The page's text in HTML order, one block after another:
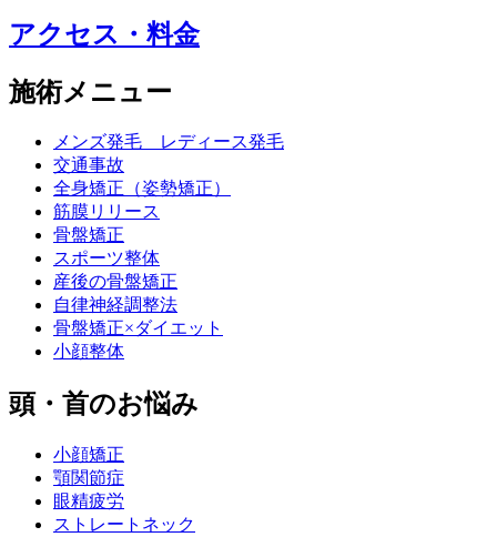
アクセス・料金
施術メニュー
メンズ発毛 レディース発毛
交通事故
全身矯正（姿勢矯正）
筋膜リリース
骨盤矯正
スポーツ整体
産後の骨盤矯正
自律神経調整法
骨盤矯正×ダイエット
小顔整体
頭・首のお悩み
小顔矯正
顎関節症
眼精疲労
ストレートネック